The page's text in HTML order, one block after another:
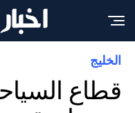
الخليج
قطاع